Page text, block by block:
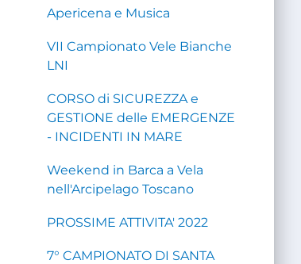
Apericena e Musica
VII Campionato Vele Bianche
LNI
CORSO di SICUREZZA e
GESTIONE delle EMERGENZE
- INCIDENTI IN MARE
Weekend in Barca a Vela
nell'Arcipelago Toscano
PROSSIME ATTIVITA' 2022
7° CAMPIONATO DI SANTA